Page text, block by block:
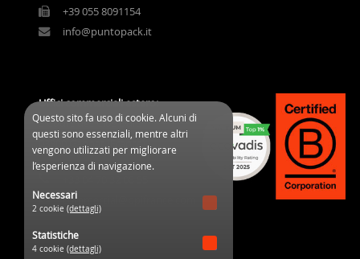
+39 055 8091154
info@puntopack.it
Uffici commerciali estero:
3 Cours des Clos Durs
03800 Gannat (France)
commercial@ppifrance.com
Questo sito fa uso di cookie. Alcuni di
questi sono essenziali, mentre altri
vengono utilizzati per migliorare
l’esperienza di navigazione.
Necessari
2 cookie (dettagli)
Statistiche
4 cookie (dettagli)